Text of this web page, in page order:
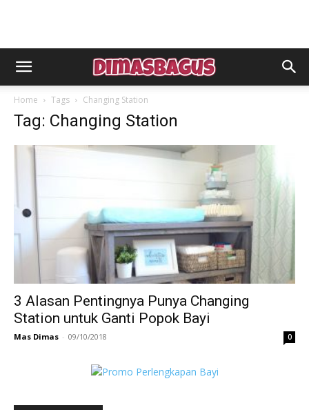
Home Tags Changing Station
Tag: Changing Station
3 Alasan Pentingnya Punya Changing
Station untuk Ganti Popok Bayi
Mas Dimas - 09/10/2018 0